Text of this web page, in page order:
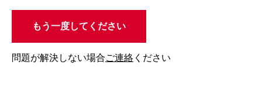
もう一度してください
問題が解決しない場合ご連絡 ください